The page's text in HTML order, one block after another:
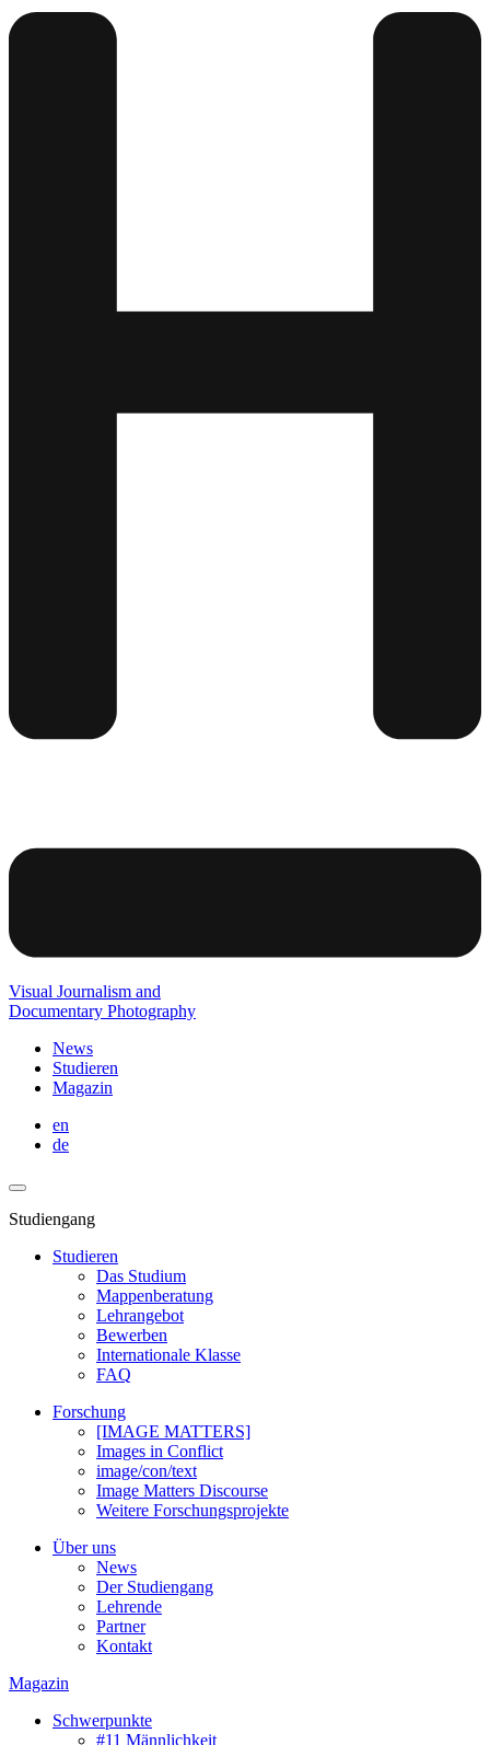
Visual Journalism and
Documentary Photography
News
Studieren
Magazin
en
de
Studiengang
Studieren
Das Studium
Mappenberatung
Lehrangebot
Bewerben
Internationale Klasse
FAQ
Forschung
[IMAGE MATTERS]
Images in Conflict
image/con/text
Image Matters Discourse
Weitere Forschungsprojekte
Über uns
News
Der Studiengang
Lehrende
Partner
Kontakt
Magazin
Schwerpunkte
#11 Männlichkeit